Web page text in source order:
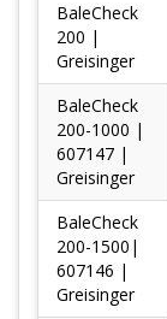
BaleCheck
200 |
Greisinger
BaleCheck
200-1000 |
607147 |
Greisinger
BaleCheck
200-1500|
607146 |
Greisinger